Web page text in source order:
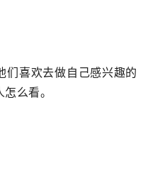
们喜欢去做自己感兴趣的
么看。